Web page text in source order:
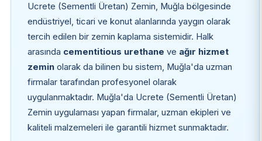
Ucrete (Sementli Üretan) Zemin, Muğla bölgesinde
endüstriyel, ticari ve konut alanlarında yaygın olarak
tercih edilen bir zemin kaplama sistemidir. Halk
arasında cementitious urethane ve ağır hizmet
zeminolarak da bilinen bu sistem, Muğla'da uzman
firmalar tarafından profesyonel olarak
uygulanmaktadır. Muğla'da Ucrete (Sementli Üretan)
Zemin uygulaması yapan firmalar, uzman ekipleri ve
kaliteli malzemeleri ile garantili hizmet sunmaktadır.